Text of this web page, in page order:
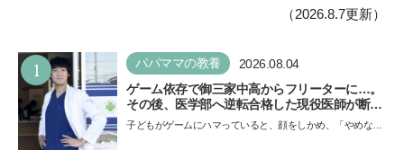
（2026.8.7更新）
1 パパママの教養 2026.08.04
ゲーム依存で御三家中高からフリーターに…。
その後、医学部へ逆転合格した現役医師が断言
「ゲームの経験が受験勉強に役立った」そう考
える背景とは
子どもがゲームにハマっていると、顔をしかめ、「やめなさ